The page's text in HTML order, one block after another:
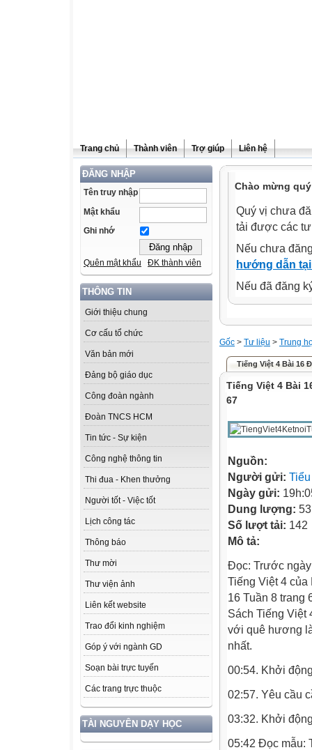
Trang chủ Thành viên Trợ giúp Liên hệ
ĐĂNG NHẬP
Tên truy nhập
Mật khẩu
Ghi nhớ
Quên mật khẩu ĐK thành viên
THÔNG TIN
Giới thiệu chung
Cơ cấu tổ chức
Văn bản mới
Đảng bộ giáo dục
Công đoàn ngành
Đoàn TNCS HCM
Tin tức - Sự kiện
Công nghệ thông tin
Thi đua - Khen thưởng
Người tốt - Việc tốt
Lịch công tác
Thông báo
Thư mời
Thư viện ảnh
Liên kết website
Trao đổi kinh nghiệm
Góp ý với ngành GD
Soạn bài trực tuyến
Các trang trực thuộc
TÀI NGUYÊN DẠY HỌC
Chào mừng
Quý vị chưa
tải được các
Nếu chưa
hướng dẫn
Nếu đã đăng
Gốc > Tư liệu > Trung
Tiếng Việt 4 Bài 16
Tiếng Việt 4 Bài
67
Nguồn:
Người gửi:
Ngày gửi:
Dung lượng:
Số lượt tải: 142
Mô tả:
Đọc: Trước
Tiếng Việt 4
16 Tuần 8 trang
Sách Tiếng Việt
với quê hương
nhất.
00:54. Khởi
02:57. Yêu cầu
03:32. Khởi
05:42 Đọc mẫu: